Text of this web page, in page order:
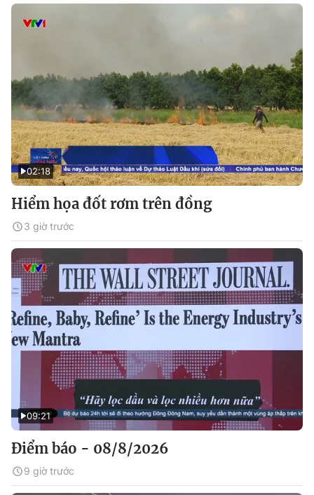
02:18
Hiểm họa đốt rơm trên đồng
3 giờ trước
09:21
Điểm báo - 08/8/2026
9 giờ trước